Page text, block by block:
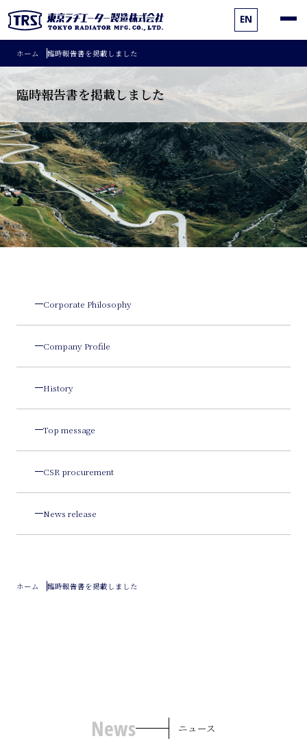
EN
ホーム 臨時報告書を掲載しました
臨時報告書を掲載しました
Corporate Philosophy
Company Profile
History
Top message
CSR procurement
News release
ホーム 臨時報告書を掲載しました
News ニュース